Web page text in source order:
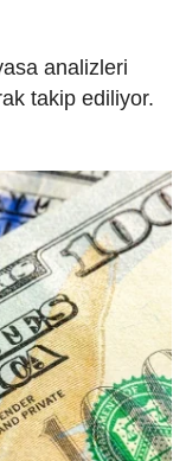
analizleri
takip ediliyor.